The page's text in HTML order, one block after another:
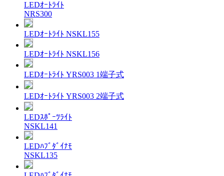
LEDｵｰﾄﾗｲﾄ
NRS300
LEDｵｰﾄﾗｲﾄ NSKL155
LEDｵｰﾄﾗｲﾄ NSKL156
LEDｵｰﾄﾗｲﾄ YRS003 1端子式
LEDｵｰﾄﾗｲﾄ YRS003 2端子式
LEDｽﾎﾟｰﾂﾗｲﾄ
NSKL141
LEDﾊﾌﾞﾀﾞｲﾅﾓ
NSKL135